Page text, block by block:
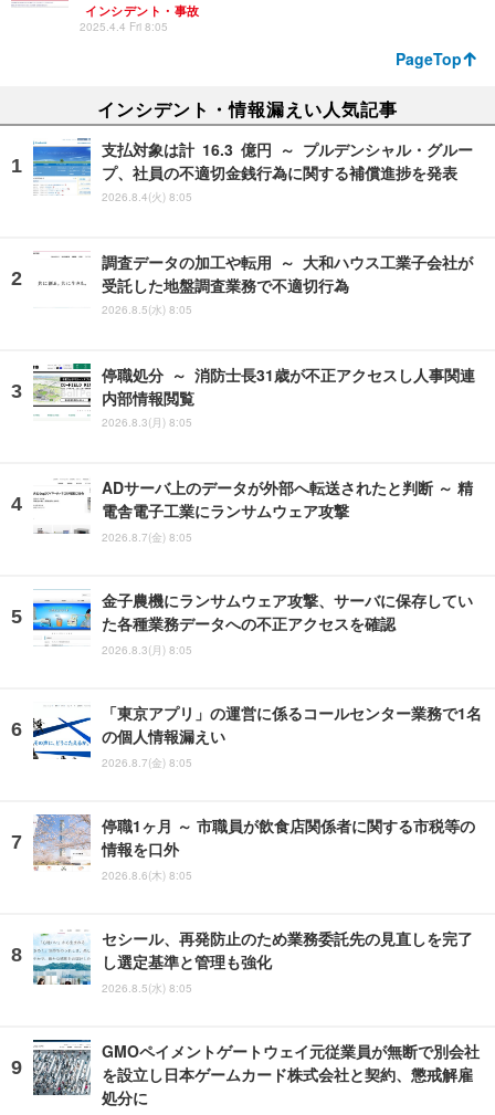
インシデント・事故
2025.4.4 Fri 8:05
PageTop
インシデント・情報漏えい人気記事
支払対象は計 16.3 億円 ～ プルデンシャル・グルー
プ、社員の不適切金銭行為に関する補償進捗を発表
2026.8.4(火) 8:05
調査データの加工や転用 ～ 大和ハウス工業子会社が
受託した地盤調査業務で不適切行為
2026.8.5(水) 8:05
停職処分 ～ 消防士長31歳が不正アクセスし人事関連
内部情報閲覧
2026.8.3(月) 8:05
ADサーバ上のデータが外部へ転送されたと判断 ～ 精
電舎電子工業にランサムウェア攻撃
2026.8.7(金) 8:05
金子農機にランサムウェア攻撃、サーバに保存してい
た各種業務データへの不正アクセスを確認
2026.8.3(月) 8:05
「東京アプリ」の運営に係るコールセンター業務で1名
の個人情報漏えい
2026.8.7(金) 8:05
停職1ヶ月 ～ 市職員が飲食店関係者に関する市税等の
情報を口外
2026.8.6(木) 8:05
セシール、再発防止のため業務委託先の見直しを完了
し選定基準と管理も強化
2026.8.5(水) 8:05
GMOペイメントゲートウェイ元従業員が無断で別会社
を設立し日本ゲームカード株式会社と契約、懲戒解雇
処分に